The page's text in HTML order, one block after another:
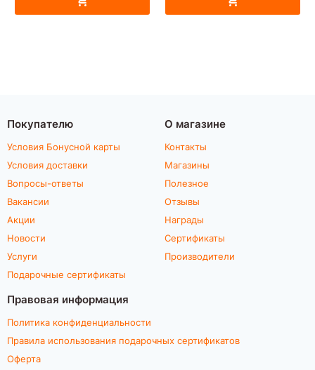
Покупателю
Условия Бонусной карты
Условия доставки
Вопросы-ответы
Вакансии
Акции
Новости
Услуги
Подарочные сертификаты
О магазине
Контакты
Магазины
Полезное
Отзывы
Награды
Сертификаты
Производители
Правовая информация
Политика конфиденциальности
Правила использования подарочных сертификатов
Оферта